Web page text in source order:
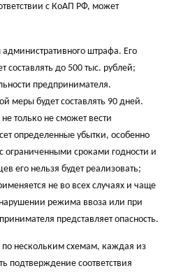
с КоАП РФ, может
штрафа. Его
составлять до 500 тыс. рублей;
предпринимателя.
меры будет составлять 90 дней.
только не сможет вести
определенные убытки, особенно
ограниченными сроками годности и
его нельзя будет реализовать;
не во всех случаях и чаще
нарушении режима ввоза или при
представляет опасность.
по нескольким схемам, каждая из
подтверждение соответствия